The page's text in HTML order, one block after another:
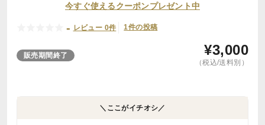
今すぐ使えるクーポンプレゼント中
- レビュー 0件 1件の投稿
販売期間終了 ¥3,000
（税込/送料別）
＼ここがイチオシ／